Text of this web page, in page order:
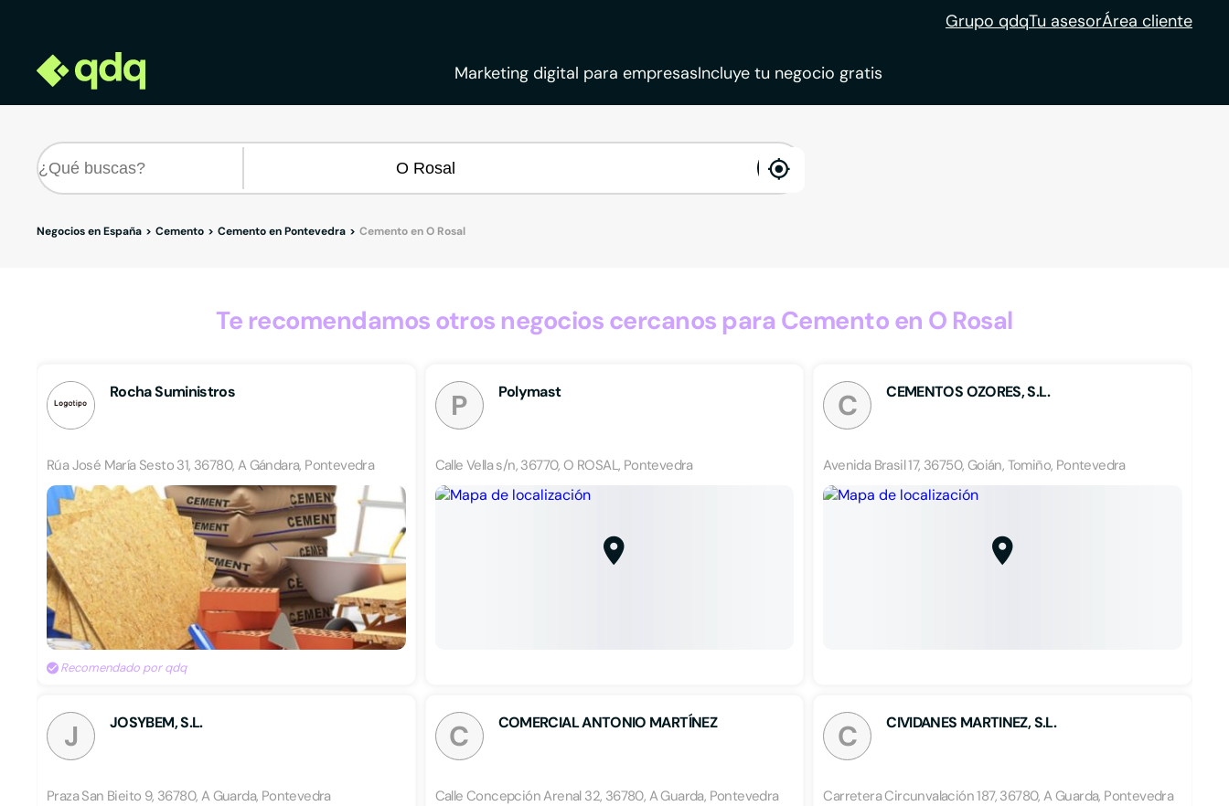
Grupo qdqTu asesorÁrea cliente
Marketing digital para empresasIncluye tu negocio gratis
enable
Negocios en España Cemento Cemento en Pontevedra Cemento en O Rosal
Te recomendamos otros negocios cercanos para Cemento en O Rosal
Rocha Suministros
Rúa José María Sesto 31, 36780, A Gándara, Pontevedra
Recomendado por qdq
P Polymast
Calle Vella s/n, 36770, O ROSAL, Pontevedra
C CEMENTOS OZORES, S.L.
Avenida Brasil 17, 36750, Goián, Tomiño, Pontevedra
J JOSYBEM, S.L.
Praza San Bieito 9, 36780, A Guarda, Pontevedra
C COMERCIAL ANTONIO MARTÍNEZ
Calle Concepción Arenal 32, 36780, A Guarda, Pontevedra
C CIVIDANES MARTINEZ, S.L.
Carretera Circunvalación 187, 36780, A Guarda, Pontevedra